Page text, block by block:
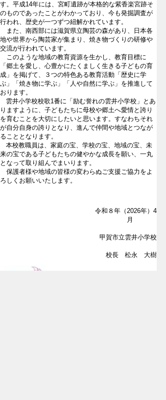
す。平成14年には、宮町遺跡が本格的な紫香楽宮跡そ
のものであったことがわかっており、今も発掘調査が
行われ、歴史が一つずつ紐解かれています。
また、南西部には滋賀県立陶芸の森があり、日本各
地や世界から陶芸家が集まり、焼き物づくりの研修や
交流が行われています。
このような地域の教育資源を生かし、教育目標に
「郷土を愛し、心豊かにたくましく生きる子どもの育
成」を掲げて、３つの特色ある教育活動「歴史に学
ぶ」「焼き物に学ぶ」「人や自然に学ぶ」を推進して
おります。
雲井小学校校歌1番に「励む誉れの雲井小学校」とあ
りますように、子どもたちに母校や郷土へ愛情と誇り
を育むことを大切にしたいと思います。すなわちそれ
が自分自身の誇りとなり、進んで仲間や地域とつなが
ることとなります。
本校教職員は、家庭の宝、学校の宝、地域の宝、未
来の宝である子どもたちの健やかな成長を願い、一丸
となって取り組んでまいります。
保護者様や地域の皆様の変わらぬご支援ご協力をよ
ろしくお願いいたします。
令和８年（2026年）4
月
甲賀市立雲井小学校
校長 松永 大樹